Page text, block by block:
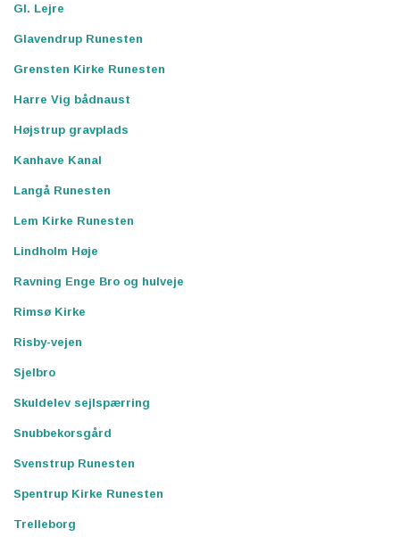
Gl. Lejre
Glavendrup Runesten
Grensten Kirke Runesten
Harre Vig bådnaust
Højstrup gravplads
Kanhave Kanal
Langå Runesten
Lem Kirke Runesten
Lindholm Høje
Ravning Enge Bro og hulveje
Rimsø Kirke
Risby-vejen
Sjelbro
Skuldelev sejlspærring
Snubbekorsgård
Svenstrup Runesten
Spentrup Kirke Runesten
Trelleborg